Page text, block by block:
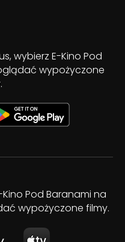
wybierz E-Kino Pod
wypożyczone
Pod Baranami na
wypożyczone filmy.